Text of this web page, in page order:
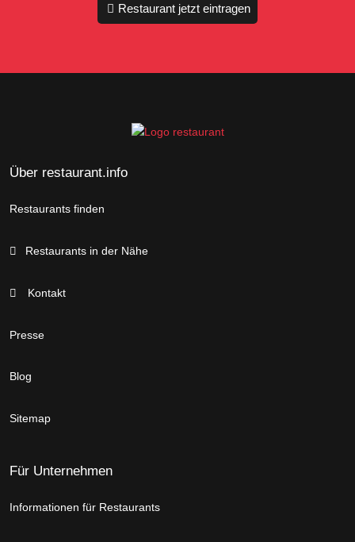
Restaurant jetzt eintragen
Über restaurant.info
Restaurants finden
Restaurants in der Nähe
Kontakt
Presse
Blog
Sitemap
Für Unternehmen
Informationen für Restaurants